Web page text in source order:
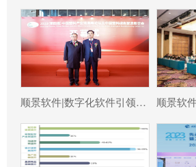
顺景软件|数字化软件引领新材料产业绿色智造新篇章